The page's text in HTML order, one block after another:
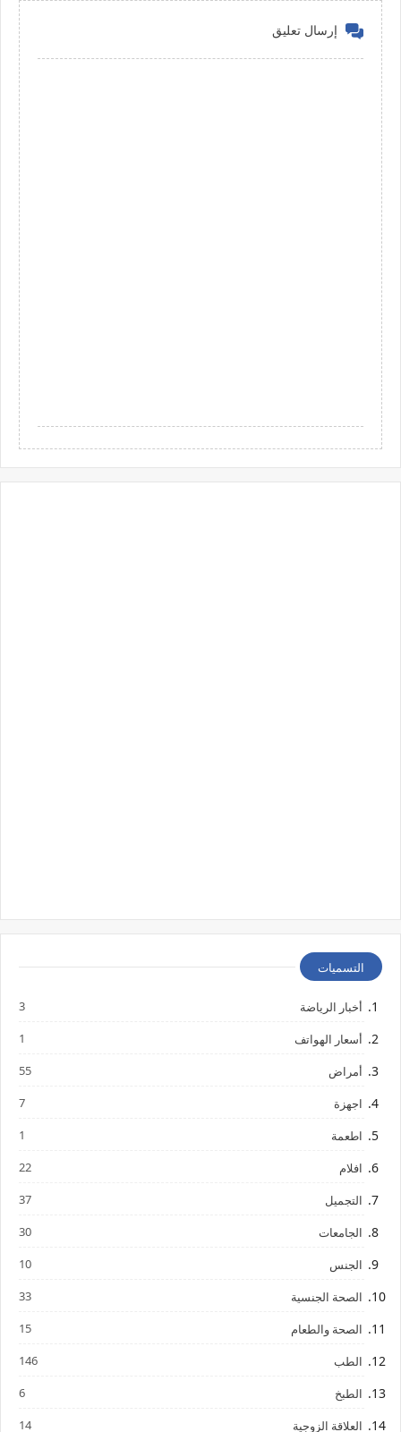
إرسال تعليق
التسميات
أخبار الرياضة 3
أسعار الهواتف 1
أمراض 55
اجهزة 7
اطعمة 1
افلام 22
التجميل 37
الجامعات 30
الجنس 10
الصحة الجنسية 33
الصحة والطعام 15
الطب 146
الطبخ 6
العلاقة الزوجية 14